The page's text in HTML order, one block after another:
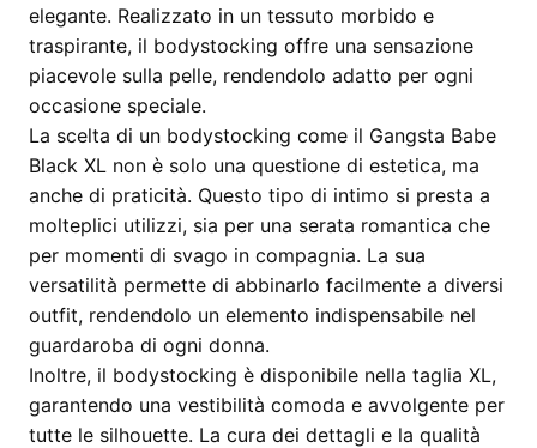
elegante. Realizzato in un tessuto morbido e
traspirante, il bodystocking offre una sensazione
piacevole sulla pelle, rendendolo adatto per ogni
occasione speciale.
La scelta di un bodystocking come il Gangsta Babe
Black XL non è solo una questione di estetica, ma
anche di praticità. Questo tipo di intimo si presta a
molteplici utilizzi, sia per una serata romantica che
per momenti di svago in compagnia. La sua
versatilità permette di abbinarlo facilmente a diversi
outfit, rendendolo un elemento indispensabile nel
guardaroba di ogni donna.
Inoltre, il bodystocking è disponibile nella taglia XL,
garantendo una vestibilità comoda e avvolgente per
tutte le silhouette. La cura dei dettagli e la qualità